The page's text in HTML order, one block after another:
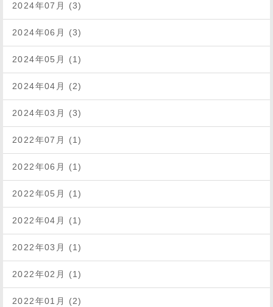
2024年07月 (3)
2024年06月 (3)
2024年05月 (1)
2024年04月 (2)
2024年03月 (3)
2022年07月 (1)
2022年06月 (1)
2022年05月 (1)
2022年04月 (1)
2022年03月 (1)
2022年02月 (1)
2022年01月 (2)